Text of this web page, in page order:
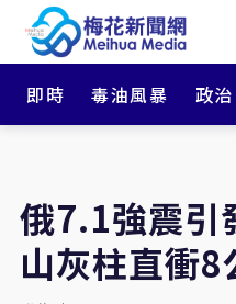
即時 毒油風暴 政治
俄7.1強震引
山灰柱直衝8